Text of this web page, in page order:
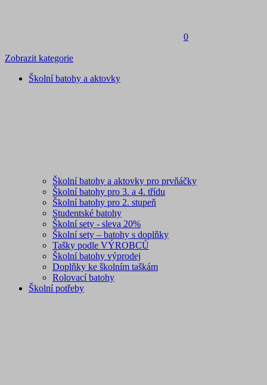
0
Zobrazit kategorie
Školní batohy a aktovky
Školní batohy a aktovky pro prvňáčky
Školní batohy pro 3. a 4. třídu
Školní batohy pro 2. stupeň
Studentské batohy
Školní sety - sleva 20%
Školní sety – batohy s doplňky
Tašky podle VÝROBCŮ
Školní batohy výprodej
Doplňky ke školním taškám
Rolovací batohy
Školní potřeby